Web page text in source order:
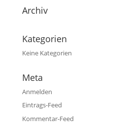
Archiv
Kategorien
Keine Kategorien
Meta
Anmelden
Eintrags-Feed
Kommentar-Feed